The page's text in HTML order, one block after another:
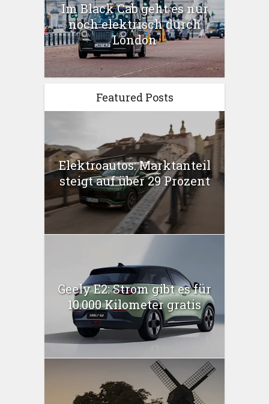
Im Black Cab geht es nur
noch elektrisch durch
London
Featured Posts
Elektroautos: Marktanteil
steigt auf über 29 Prozent
Geely E2: Strom gibt es für
10.000 Kilometer gratis